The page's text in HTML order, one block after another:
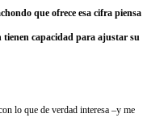
que ofrece esa cifra piensa
tienen capacidad para ajustar su
lo que de verdad interesa –y me